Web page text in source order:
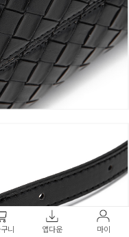
니 앱다운 마이